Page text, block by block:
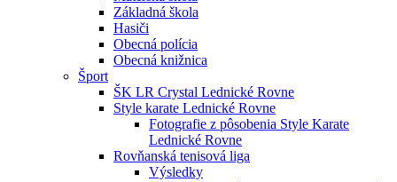
Základná škola
Hasiči
Obecná polícia
Obecná knižnica
Šport
ŠK LR Crystal Lednické Rovne
Style karate Lednické Rovne
Fotografie z pôsobenia Style Karate
Lednické Rovne
Rovňanská tenisová liga
Výsledky